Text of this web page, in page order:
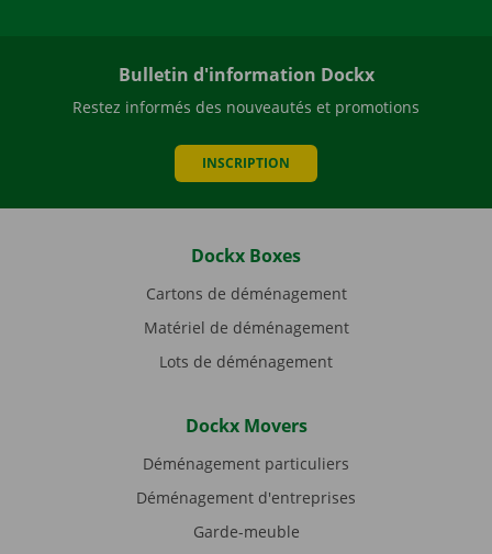
Bulletin d'information Dockx
Restez informés des nouveautés et promotions
INSCRIPTION
Dockx Boxes
Cartons de déménagement
Matériel de déménagement
Lots de déménagement
Dockx Movers
Déménagement particuliers
Déménagement d'entreprises
Garde-meuble